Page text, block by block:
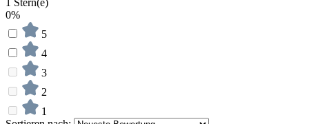
0%
5
4
3
2
1